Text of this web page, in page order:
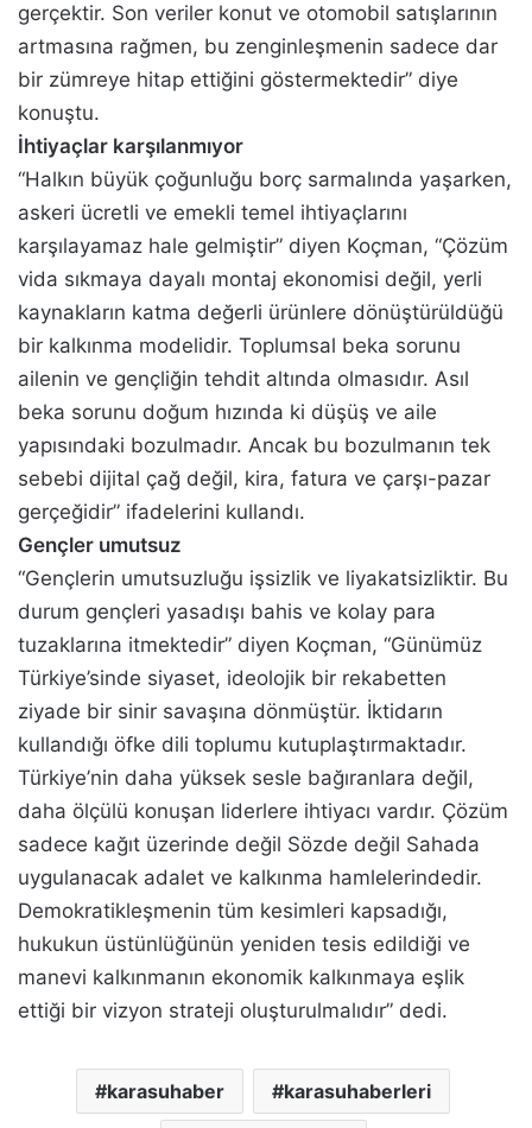
gerçektir. Son veriler konut ve otomobil satışlarının
artmasına rağmen, bu zenginleşmenin sadece dar
bir zümreye hitap ettiğini göstermektedir” diye
konuştu.
İhtiyaçlar karşılanmıyor
“Halkın büyük çoğunluğu borç sarmalında yaşarken,
askeri ücretli ve emekli temel ihtiyaçlarını
karşılayamaz hale gelmiştir” diyen Koçman, “Çözüm
vida sıkmaya dayalı montaj ekonomisi değil, yerli
kaynakların katma değerli ürünlere dönüştürüldüğü
bir kalkınma modelidir. Toplumsal beka sorunu
ailenin ve gençliğin tehdit altında olmasıdır. Asıl
beka sorunu doğum hızında ki düşüş ve aile
yapısındaki bozulmadır. Ancak bu bozulmanın tek
sebebi dijital çağ değil, kira, fatura ve çarşı-pazar
gerçeğidir” ifadelerini kullandı.
Gençler umutsuz
“Gençlerin umutsuzluğu işsizlik ve liyakatsizliktir. Bu
durum gençleri yasadışı bahis ve kolay para
tuzaklarına itmektedir” diyen Koçman, “Günümüz
Türkiye’sinde siyaset, ideolojik bir rekabetten
ziyade bir sinir savaşına dönmüştür. İktidarın
kullandığı öfke dili toplumu kutuplaştırmaktadır.
Türkiye’nin daha yüksek sesle bağıranlara değil,
daha ölçülü konuşan liderlere ihtiyacı vardır. Çözüm
sadece kağıt üzerinde değil Sözde değil Sahada
uygulanacak adalet ve kalkınma hamlelerindedir.
Demokratikleşmenin tüm kesimleri kapsadığı,
hukukun üstünlüğünün yeniden tesis edildiği ve
manevi kalkınmanın ekonomik kalkınmaya eşlik
ettiği bir vizyon strateji oluşturulmalıdır” dedi.
karasuhaber karasuhaberleri